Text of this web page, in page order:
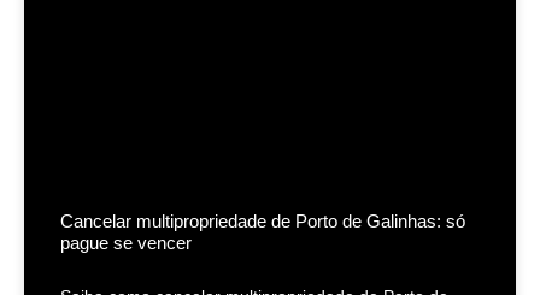
Cancelar multipropriedade de Porto de Galinhas: só
pague se vencer